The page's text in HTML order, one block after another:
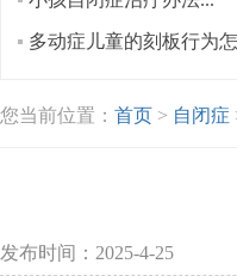
多动症儿童的刻板行为
您当前位置： 首页 > 自闭症
发布时间：2025-4-25